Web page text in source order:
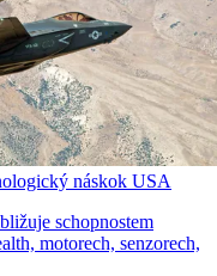
náskok USA
schopnostem
motorech, senzorech,